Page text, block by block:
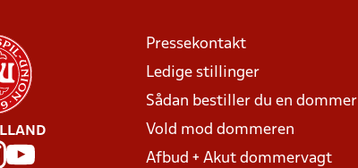
Pressekontakt
Ledige stillinger
Sådan bestiller du en dommer
Vold mod dommeren
Afbud + Akut dommervagt